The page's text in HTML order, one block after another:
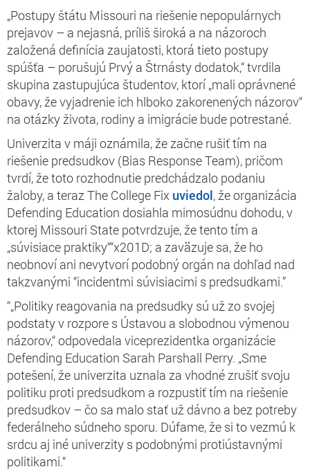
„Postupy štátu Missouri na riešenie nepopulárnych
prejavov – a nejasná, príliš široká a na názoroch
založená definícia zaujatosti, ktorá tieto postupy
spúšťa – porušujú Prvý a Štrnásty dodatok,“ tvrdila
skupina zastupujúca študentov, ktorí „mali oprávnené
obavy, že vyjadrenie ich hlboko zakorenených názorov“
na otázky života, rodiny a imigrácie bude potrestané.
Univerzita v máji oznámila, že začne rušiť tím na
riešenie predsudkov (Bias Response Team), pričom
tvrdí, že toto rozhodnutie predchádzalo podaniu
žaloby, a teraz The College Fix uviedol, že organizácia
Defending Education dosiahla mimosúdnu dohodu, v
ktorej Missouri State potvrdzuje, že tento tím a
„súvisiace praktiky““x201D; a zaväzuje sa, že ho
neobnoví ani nevytvorí podobný orgán na dohľad nad
takzvanými “incidentmi súvisiacimi s predsudkami.”
“„Politiky reagovania na predsudky sú už zo svojej
podstaty v rozpore s Ústavou a slobodnou výmenou
názorov,“ odpovedala viceprezidentka organizácie
Defending Education Sarah Parshall Perry. „Sme
potešení, že univerzita uznala za vhodné zrušiť svoju
politiku proti predsudkom a rozpustiť tím na riešenie
predsudkov – čo sa malo stať už dávno a bez potreby
federálneho súdneho sporu. Dúfame, že si to vezmú k
srdcu aj iné univerzity s podobnými protiústavnými
politikami.“